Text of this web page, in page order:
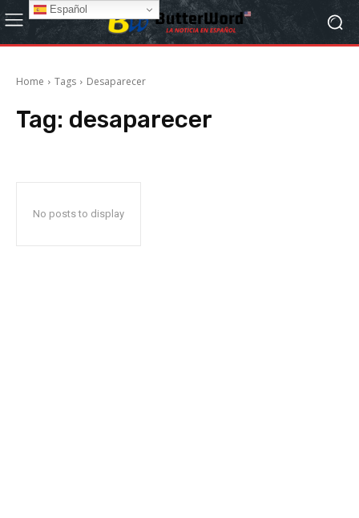
Home Tags Desaparecer
Tag: desaparecer
No posts to display
Español